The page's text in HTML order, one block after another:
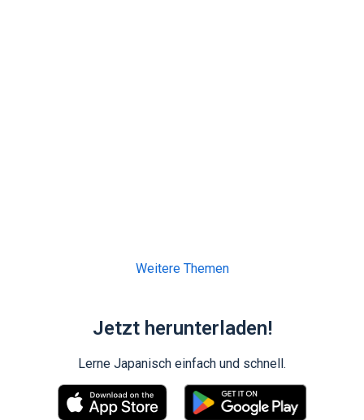
Weitere Themen
Jetzt herunterladen!
Lerne Japanisch einfach und schnell.